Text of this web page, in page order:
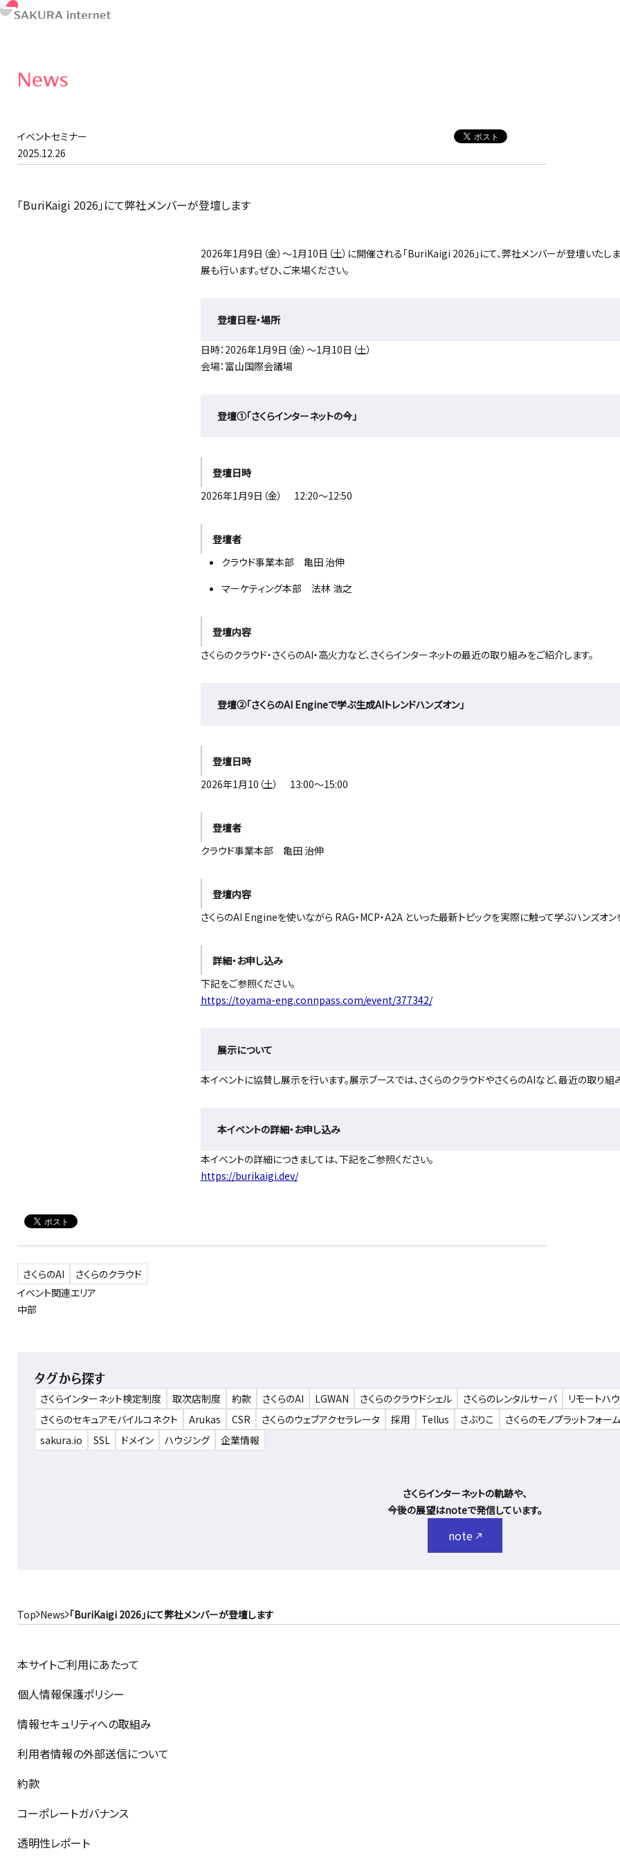
News
イベントセミナー
2025.12.26
「BuriKaigi 2026」にて弊社メンバーが登壇します
2026年1月9日（金）～1月10日（土）に開催される「BuriKaigi 2026」にて、弊社メンバーが登壇いたし
展も行います。ぜひ、ご来場ください。
登壇日程・場所
日時：2026年1月9日（金）～1月10日（土）
会場：富山国際会議場
登壇①「さくらインターネットの今」
登壇日時
2026年1月9日（金） 12:20～12:50
登壇者
クラウド事業本部 亀田 治伸
マーケティング本部 法林 浩之
登壇内容
さくらのクラウド・さくらのAI・高火力など、さくらインターネットの最近の取り組みをご紹介します。
登壇②「さくらのAI Engineで学ぶ生成AIトレンドハンズオン」
登壇日時
2026年1月10（土） 13:00～15:00
登壇者
クラウド事業本部 亀田 治伸
登壇内容
さくらのAI Engineを使いながら RAG・MCP・A2A といった最新トピックを実際に触って学ぶハンズオン
詳細・お申し込み
下記をご参照ください。
https://toyama-eng.connpass.com/event/377342/
展示について
本イベントに協賛し展示を行います。展示ブースでは、さくらのクラウドやさくらのAIなど、最近の取り組
本イベントの詳細・お申し込み
本イベントの詳細につきましては、下記をご参照ください。
https://burikaigi.dev/
さくらのAI
さくらのクラウド
イベント関連エリア
中部
タグから探す
さくらインターネット検定制度 取次店制度 約款 さくらのAI LGWAN さくらのクラウドシェル さくらのレンタルサーバ リモートハ
さくらのセキュアモバイルコネクト
Arukas CSR さくらのウェブアクセラレータ 採用 Tellus さぶりこ さくらのモノプラットフォーム
sakura.io
SSL ドメイン ハウジング 企業情報
さくらインターネットの軌跡や、
今後の展望はnoteで発信しています。
note
Top News 「BuriKaigi 2026」にて弊社メンバーが登壇します
本サイトご利用にあたって
個人情報保護ポリシー
情報セキュリティへの取組み
利用者情報の外部送信について
約款
コーポレートガバナンス
透明性レポート